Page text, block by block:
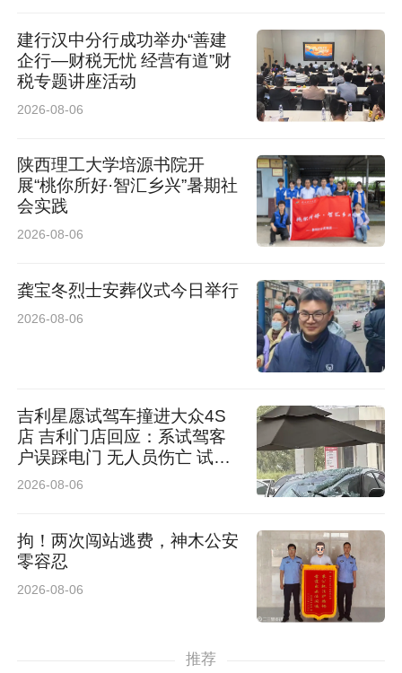
建行汉中分行成功举办“善建
企行—财税无忧 经营有道”财
税专题讲座活动
2026-08-06
陕西理工大学培源书院开
展“桃你所好·智汇乡兴”暑期社
会实践
2026-08-06
龚宝冬烈士安葬仪式今日举行
2026-08-06
吉利星愿试驾车撞进大众4S
店 吉利门店回应：系试驾客
户误踩电门 无人员伤亡 试驾
车有全额保险
2026-08-06
拘！两次闯站逃费，神木公安
零容忍
2026-08-06
推荐